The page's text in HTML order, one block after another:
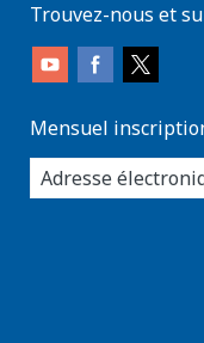
Trouvez-nous et
Mensuel
enter
you
email